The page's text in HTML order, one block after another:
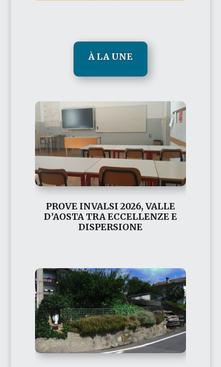
À LA UNE
PROVE INVALSI 2026, VALLE
D’AOSTA TRA ECCELLENZE E
DISPERSIONE